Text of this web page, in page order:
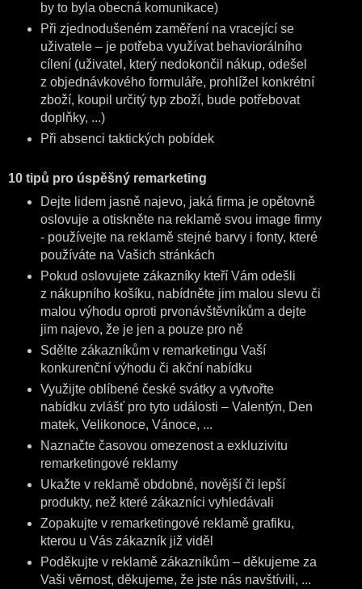
by to byla obecná komunikace)
Při zjednodušeném zaměření na vracející se
uživatele – je potřeba využívat behaviorálního
cílení (uživatel, který nedokončil nákup, odešel
z objednávkového formuláře, prohlížel konkrétní
zboží, koupil určitý typ zboží, bude potřebovat
doplňky, ...)
Při absenci taktických pobídek
10 tipů pro úspěšný remarketing
Dejte lidem jasně najevo, jaká firma je opětovně
oslovuje a otiskněte na reklamě svou image firmy
- používejte na reklamě stejné barvy i fonty, které
používáte na Vašich stránkách
Pokud oslovujete zákazníky kteří Vám odešli
z nákupního košíku, nabídněte jim malou slevu či
malou výhodu oproti prvonávštěvníkům a dejte
jim najevo, že je jen a pouze pro ně
Sdělte zákazníkům v remarketingu Vaší
konkurenční výhodu či akční nabídku
Využijte oblíbené české svátky a vytvořte
nabídku zvlášť pro tyto události – Valentýn, Den
matek, Velikonoce, Vánoce, ...
Naznačte časovou omezenost a exkluzivitu
remarketingové reklamy
Ukažte v reklamě obdobné, novější či lepší
produkty, než které zákazníci vyhledávali
Zopakujte v remarketingové reklamě grafiku,
kterou u Vás zákazník již viděl
Poděkujte v reklamě zákazníkům – děkujeme za
Vaši věrnost, děkujeme, že jste nás navštívili, ...